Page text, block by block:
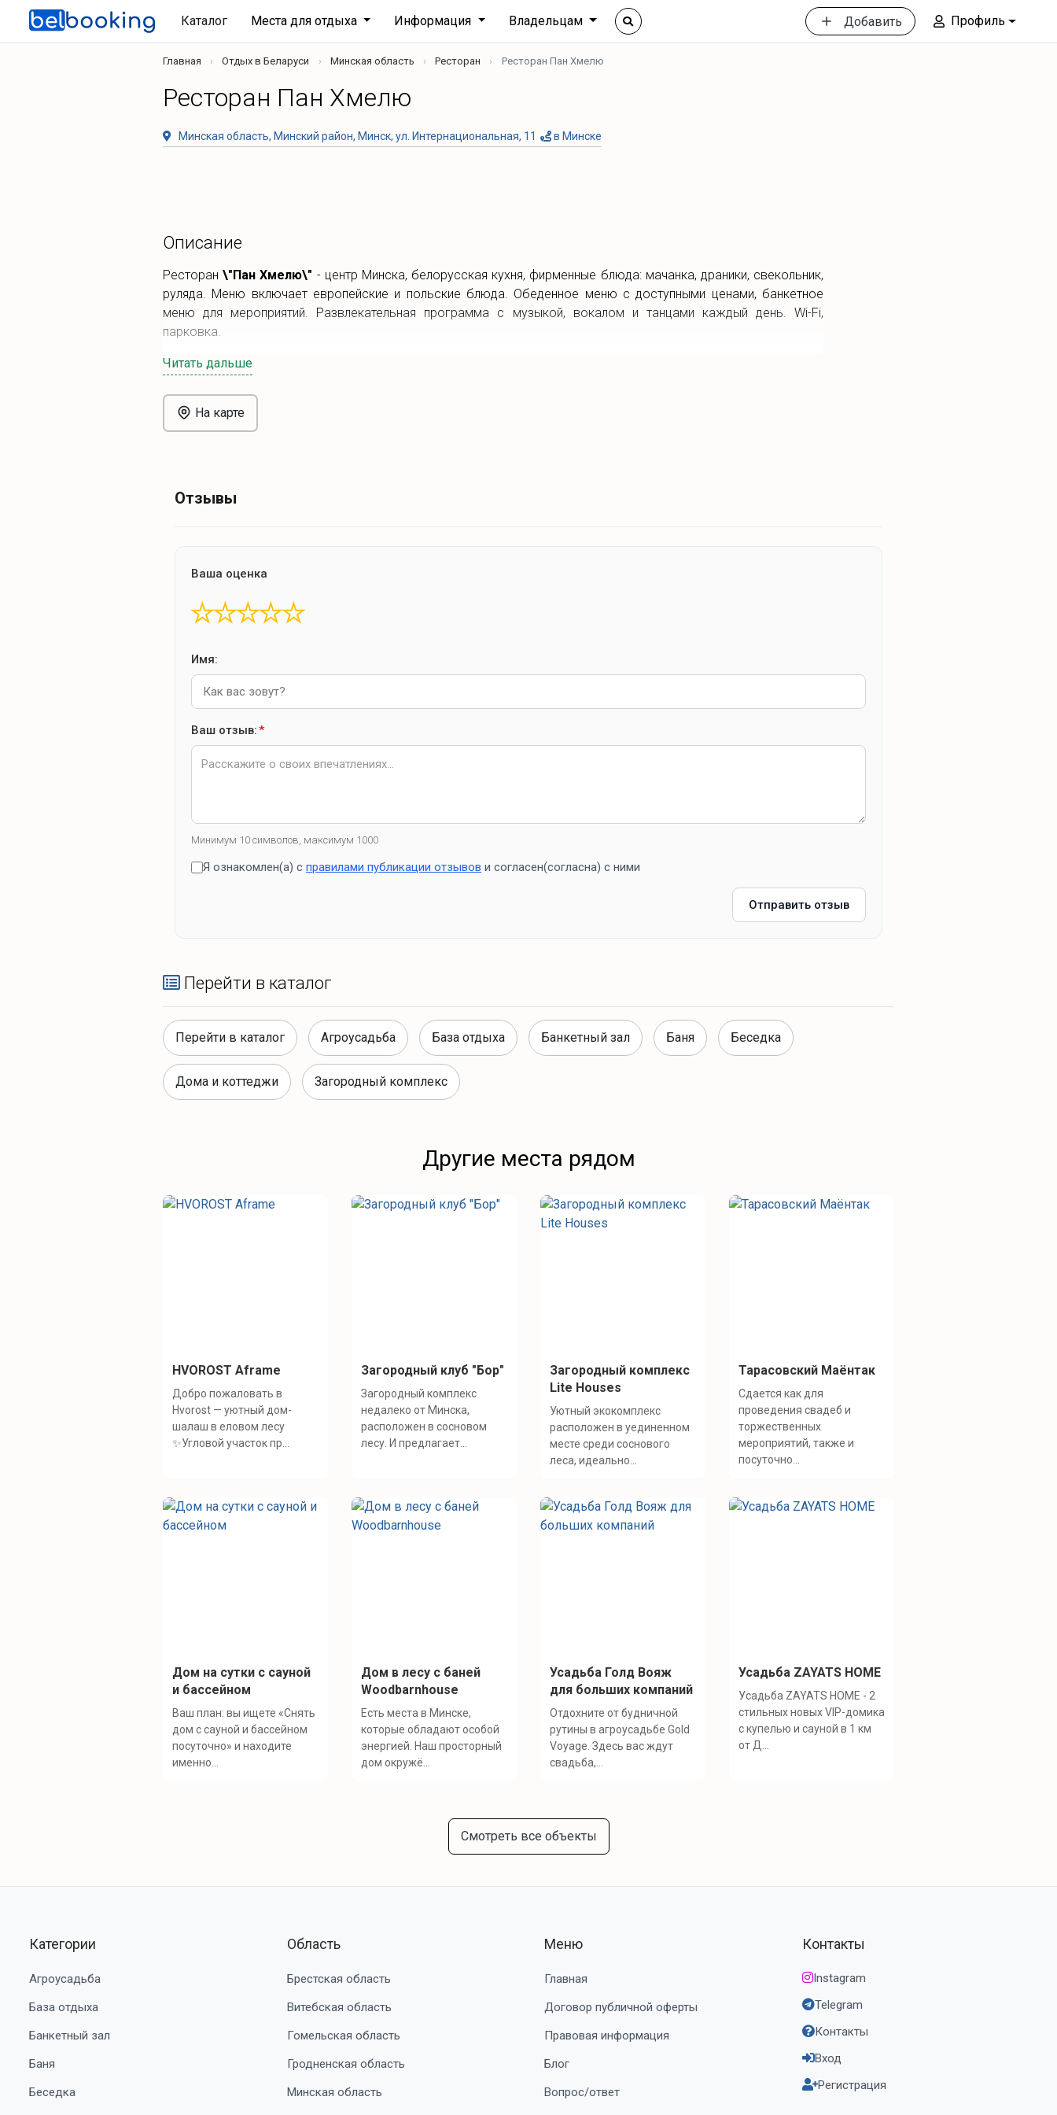
Каталог Места для отдыха Информация Владельцам Добавить Профиль
Главная Отдых в Беларуси Минская область Ресторан Ресторан Пан Хмелю
Ресторан Пан Хмелю
Минская область, Минский район, Минск, ул. Интернациональная, 11 в Минске
Описание
Ресторан\"Пан Хмелю\" - центр Минска, белорусская кухня, фирменные блюда: мачанка, драники, свекольник,
руляда. Меню включает европейские и польские блюда. Обеденное меню с доступными ценами, банкетное
меню для мероприятий. Развлекательная программа с музыкой, вокалом и танцами каждый день. Wi-Fi,
парковка.
Читать дальше
На карте
Отзывы
Ваша оценка
★
★
★
★
★
Имя:
Ваш отзыв:*
Минимум 10 символов, максимум 1000
Я ознакомлен(а) с правилами публикации отзывов и согласен(согласна) с ними
Отправить отзыв
Перейти в каталог
Перейти в каталог Агроусадьба База отдыха Банкетный зал Баня Беседка
Дома и коттеджи Загородный комплекс
Другие места рядом
HVOROST Aframe
Добро пожаловать в
Hvorost — уютный дом-
шалаш в еловом лесу
✨Угловой участок пр...
Загородный клуб "Бор"
Загородный комплекс
недалеко от Минска,
расположен в сосновом
лесу. И предлагает...
Загородный комплекс
Lite Houses
Уютный экокомплекс
расположен в уединенном
месте среди соснового
леса, идеально...
Тарасовский Маёнтак
Сдается как для
проведения свадеб и
торжественных
мероприятий, также и
посуточно...
Дом на сутки с сауной
и бассейном
Ваш план: вы ищете «Снять
дом с сауной и бассейном
посуточно» и находите
именно...
Дом в лесу с баней
Woodbarnhouse
Есть места в Минске,
которые обладают особой
энергией. Наш просторный
дом окружё...
Усадьба Голд Вояж
для больших компаний
Отдохните от будничной
рутины в агроусадьбе Gold
Voyage. Здесь вас ждут
свадьба,...
Усадьба ZAYATS HOME
Усадьба ZAYATS HOME - 2
стильных новых VIP-домика
с купелью и сауной в 1 км
от Д...
Смотреть все объекты
Категории
Агроусадьба
База отдыха
Банкетный зал
Баня
Беседка
Область
Брестская область
Витебская область
Гомельская область
Гродненская область
Минская область
Меню
Главная
Договор публичной оферты
Правовая информация
Блог
Вопрос/ответ
Контакты
Instagram
Telegram
Контакты
Вход
Регистрация